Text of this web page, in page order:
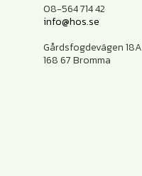
08-564 714 42
info@hos.se
Gårdsfogdevägen 18A
168 67 Bromma